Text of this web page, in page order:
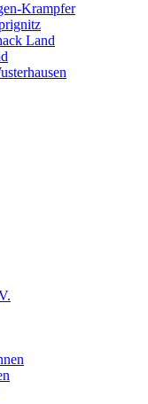
Krampfer
Land